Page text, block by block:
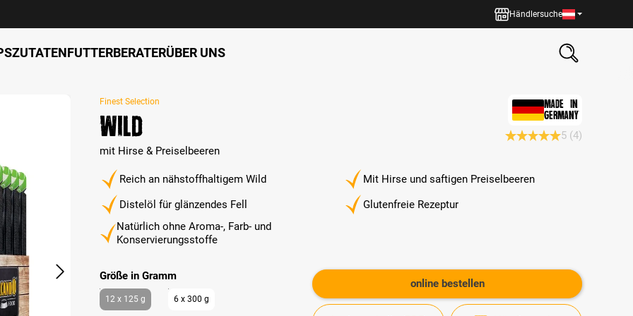
Händlersuche
ZUTATENFUTTERBERATERÜBER UNS
Finest Selection
Wild
mit Hirse & Preiselbeeren
MADE IN
GERMANY
5 (4)
Reich an nähstoffhaltigem Wild
Mit Hirse und saftigen Preiselbeeren
Distelöl für glänzendes Fell
Glutenfreie Rezeptur
Natürlich ohne Aroma-, Farb- und
Konservierungsstoffe
Größe in Grammauswählen
12 x 125 g 6 x 300 g
online bestellen